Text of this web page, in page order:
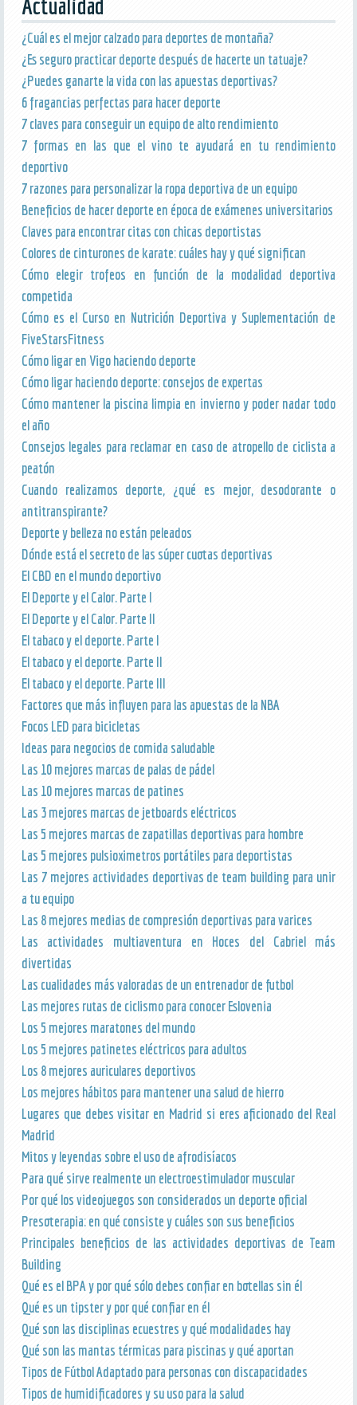
¿Cuál es el mejor calzado para deportes de montaña?
¿Es seguro practicar deporte después de hacerte un tatuaje?
¿Puedes ganarte la vida con las apuestas deportivas?
6 fragancias perfectas para hacer deporte
7 claves para conseguir un equipo de alto rendimiento
7 formas en las que el vino te ayudará en tu rendimiento
deportivo
7 razones para personalizar la ropa deportiva de un equipo
Beneficios de hacer deporte en época de exámenes universitarios
Claves para encontrar citas con chicas deportistas
Colores de cinturones de karate: cuáles hay y qué significan
Cómo elegir trofeos en función de la modalidad deportiva
competida
Cómo es el Curso en Nutrición Deportiva y Suplementación de
FiveStarsFitness
Cómo ligar en Vigo haciendo deporte
Cómo ligar haciendo deporte: consejos de expertas
Cómo mantener la piscina limpia en invierno y poder nadar todo
el año
Consejos legales para reclamar en caso de atropello de ciclista a
peatón
Cuando realizamos deporte, ¿qué es mejor, desodorante o
antitranspirante?
Deporte y belleza no están peleados
Dónde está el secreto de las súper cuotas deportivas
El CBD en el mundo deportivo
El Deporte y el Calor. Parte I
El Deporte y el Calor. Parte II
El tabaco y el deporte. Parte I
El tabaco y el deporte. Parte II
El tabaco y el deporte. Parte III
Factores que más influyen para las apuestas de la NBA
Focos LED para bicicletas
Ideas para negocios de comida saludable
Las 10 mejores marcas de palas de pádel
Las 10 mejores marcas de patines
Las 3 mejores marcas de jetboards eléctricos
Las 5 mejores marcas de zapatillas deportivas para hombre
Las 5 mejores pulsioximetros portátiles para deportistas
Las 7 mejores actividades deportivas de team building para unir
a tu equipo
Las 8 mejores medias de compresión deportivas para varices
Las actividades multiaventura en Hoces del Cabriel más
divertidas
Las cualidades más valoradas de un entrenador de futbol
Las mejores rutas de ciclismo para conocer Eslovenia
Los 5 mejores maratones del mundo
Los 5 mejores patinetes eléctricos para adultos
Los 8 mejores auriculares deportivos
Los mejores hábitos para mantener una salud de hierro
Lugares que debes visitar en Madrid si eres aficionado del Real
Madrid
Mitos y leyendas sobre el uso de afrodisíacos
Para qué sirve realmente un electroestimulador muscular
Por qué los videojuegos son considerados un deporte oficial
Presoterapia: en qué consiste y cuáles son sus beneficios
Principales beneficios de las actividades deportivas de Team
Building
Qué es el BPA y por qué sólo debes confiar en botellas sin él
Qué es un tipster y por qué confiar en él
Qué son las disciplinas ecuestres y qué modalidades hay
Qué son las mantas térmicas para piscinas y qué aportan
Tipos de Fútbol Adaptado para personas con discapacidades
Tipos de humidificadores y su uso para la salud